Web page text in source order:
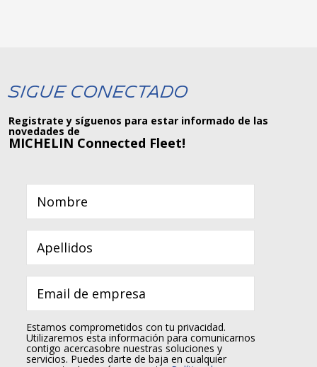
Sigue Conectado
Registrate y síguenos para estar informado de las
novedades de
MICHELIN Connected Fleet!
Estamos comprometidos con tu privacidad.
Utilizaremos esta información para comunicarnos
contigo acercasobre nuestras soluciones y
servicios. Puedes darte de baja en cualquier